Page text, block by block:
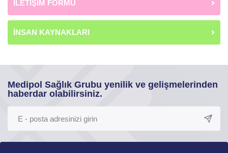
İLETİŞİM FORMU
İNSAN KAYNAKLARI
Medipol Sağlık Grubu yenilik ve gelişmelerinden
haberdar olabilirsiniz.